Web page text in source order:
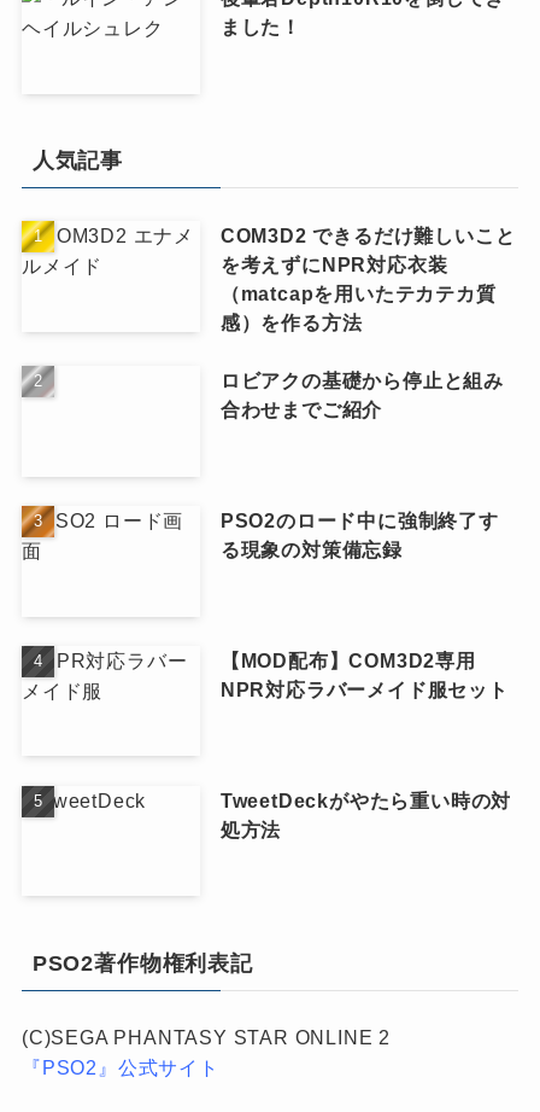
ました！
人気記事
COM3D2 できるだけ難しいこと
を考えずにNPR対応衣装
（matcapを用いたテカテカ質
感）を作る方法
ロビアクの基礎から停止と組み
合わせまでご紹介
PSO2のロード中に強制終了す
る現象の対策備忘録
【MOD配布】COM3D2専用
NPR対応ラバーメイド服セット
TweetDeckがやたら重い時の対
処方法
PSO2著作物権利表記
(C)SEGA PHANTASY STAR ONLINE 2
『PSO2』公式サイト